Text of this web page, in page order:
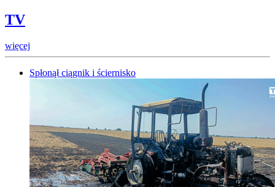
TV
więcej
Spłonął ciągnik i ściernisko